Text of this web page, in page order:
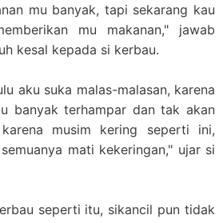
mu banyak, tapi sekarang kau
mu makanan," jawab
kesal kepada si kerbau.
aku suka malas-malasan, karena
banyak terhampar dan tak akan
musim kering seperti ini,
mati kekeringan," ujar si
seperti itu, sikancil pun tidak